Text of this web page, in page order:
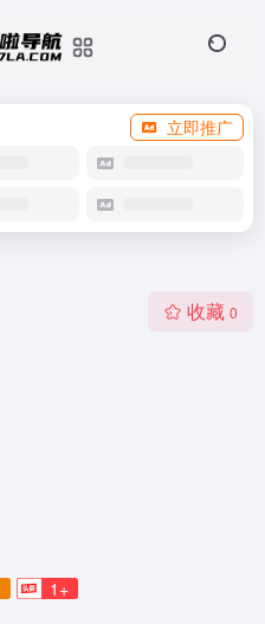
立即推广
收藏 0
1+